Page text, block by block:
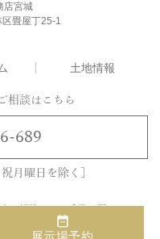
店宮城
畳屋丁25-1
土地情報
相談はこちら
689
月曜日を除く］
を解除するか番号の頭に１８６
願い致します。
展示場予約